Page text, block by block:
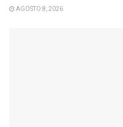
AGOSTO 8, 2026